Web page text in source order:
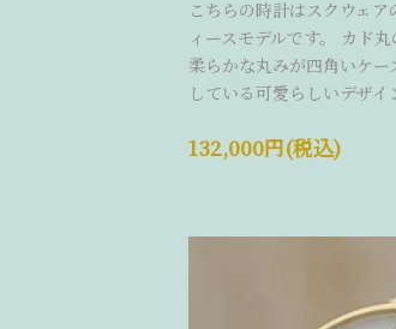
こちらの時計はスクウェ
ィースモデルです。 カド
柔らかな丸みが四角いケー
している可愛らしいデザイ
132,000円(税込)